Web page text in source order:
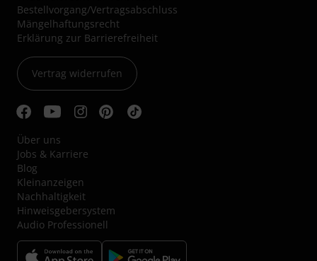
Bestellvorgang/Vertragsabschluss
Mängelhaftungsrecht
Erklärung zur Barrierefreiheit
Vertrag widerrufen
Über uns
Jobs & Karriere
Blog
Kleinanzeigen
Nachhaltigkeit
Hinweisgebersystem
Audio Professionell